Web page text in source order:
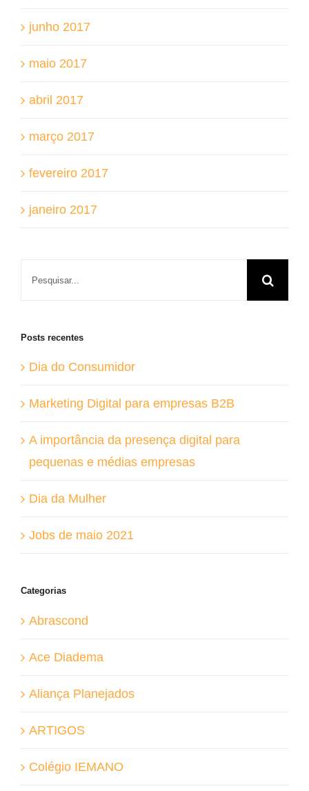
junho 2017
maio 2017
abril 2017
março 2017
fevereiro 2017
janeiro 2017
Posts recentes
Dia do Consumidor
Marketing Digital para empresas B2B
A importância da presença digital para
pequenas e médias empresas
Dia da Mulher
Jobs de maio 2021
Categorias
Abrascond
Ace Diadema
Aliança Planejados
ARTIGOS
Colégio IEMANO